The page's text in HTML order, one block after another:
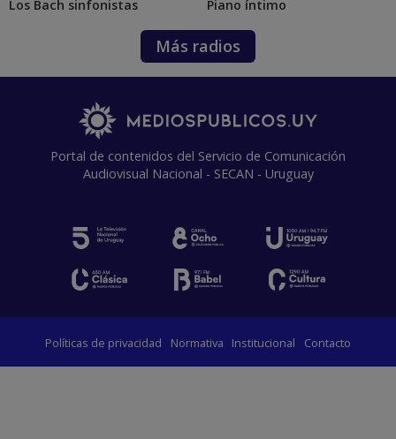
Los Bach sinfonistas Piano íntimo
Más radios
Portal de contenidos del Servicio de Comunicación
Audiovisual Nacional - SECAN - Uruguay
Políticas de privacidad Normativa Institucional Contacto